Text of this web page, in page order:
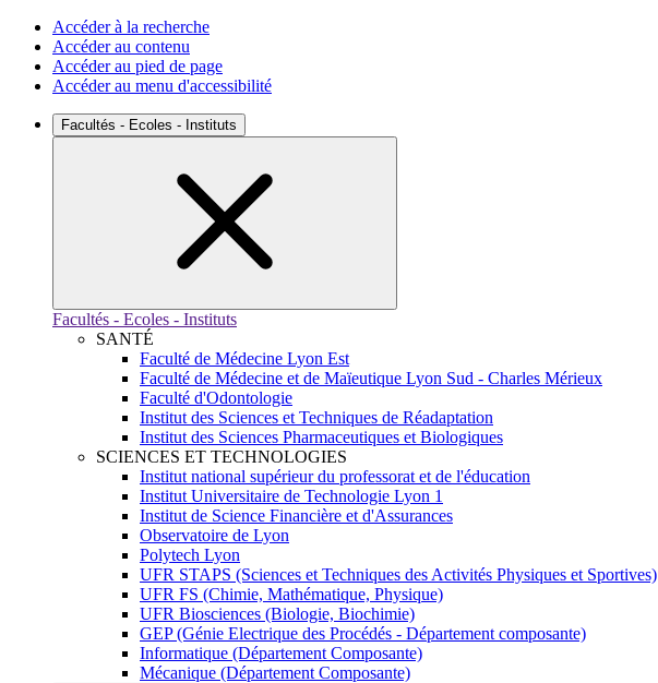
Accéder à la recherche
Accéder au contenu
Accéder au pied de page
Accéder au menu d'accessibilité
Facultés - Ecoles - Instituts
Facultés - Ecoles - Instituts
SANTÉ
Faculté de Médecine Lyon Est
Faculté de Médecine et de Maïeutique Lyon Sud - Charles Mérieux
Faculté d'Odontologie
Institut des Sciences et Techniques de Réadaptation
Institut des Sciences Pharmaceutiques et Biologiques
SCIENCES ET TECHNOLOGIES
Institut national supérieur du professorat et de l'éducation
Institut Universitaire de Technologie Lyon 1
Institut de Science Financière et d'Assurances
Observatoire de Lyon
Polytech Lyon
UFR STAPS (Sciences et Techniques des Activités Physiques et Sportives)
UFR FS (Chimie, Mathématique, Physique)
UFR Biosciences (Biologie, Biochimie)
GEP (Génie Electrique des Procédés - Département composante)
Informatique (Département Composante)
Mécanique (Département Composante)